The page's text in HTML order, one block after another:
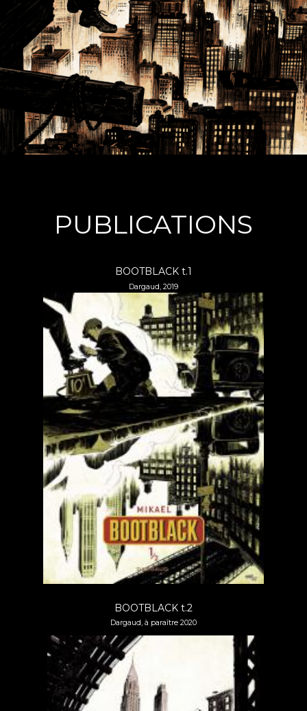
PUBLICATIONS
BOOTBLACK t.1
Dargaud, 2019
BOOTBLACK t.2
Dargaud, à paraître 2020